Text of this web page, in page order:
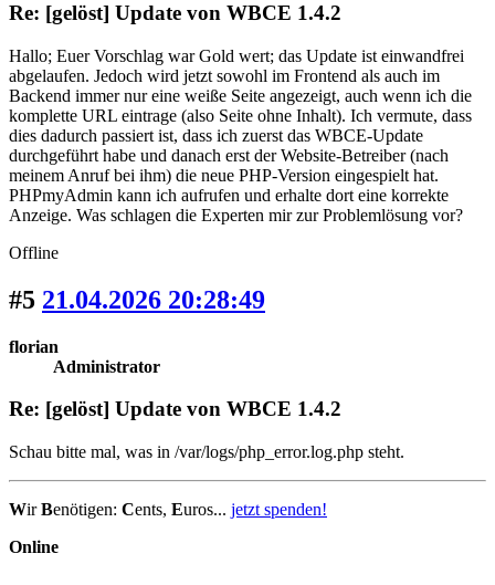
Re: [gelöst] Update von WBCE 1.4.2
Hallo; Euer Vorschlag war Gold wert; das Update ist einwandfrei
abgelaufen. Jedoch wird jetzt sowohl im Frontend als auch im
Backend immer nur eine weiße Seite angezeigt, auch wenn ich die
komplette URL eintrage (also Seite ohne Inhalt). Ich vermute, dass
dies dadurch passiert ist, dass ich zuerst das WBCE-Update
durchgeführt habe und danach erst der Website-Betreiber (nach
meinem Anruf bei ihm) die neue PHP-Version eingespielt hat.
PHPmyAdmin kann ich aufrufen und erhalte dort eine korrekte
Anzeige. Was schlagen die Experten mir zur Problemlösung vor?
Offline
#5 21.04.2026 20:28:49
florian
Administrator
Re: [gelöst] Update von WBCE 1.4.2
Schau bitte mal, was in /var/logs/php_error.log.php steht.
WirBenötigen: Cents, Euros... jetzt spenden!
Online